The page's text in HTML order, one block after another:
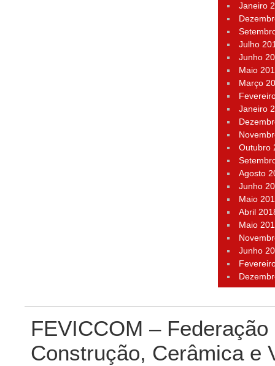
Janeiro
Julho
Junho
Maio
Março
Janeiro
Outubro
Agosto
Junho
Maio
Abril
Maio
Junho
FEVICCOM –
Construção, Cerâmica e